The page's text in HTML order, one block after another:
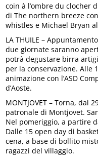
coin à l’ombre du clocher
di The northern breeze
whistles e Michael Bryan
LA THUILE –
due giornate saranno
potrà degustare birra
per la conservazione. Alle
animazione con l’ASD
d’Aoste.
MONTJOVET – Torna, dal
patronale di Montjovet.
Nel pomeriggio, a partire
Dalle 15 open day di
cena, a base di bollito
ragazzi del villaggio.